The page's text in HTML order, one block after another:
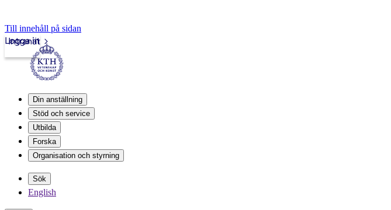
Till innehåll på sidan
Intranät
Logga in
Din anställning
Stöd och service
Utbilda
Forska
Organisation och styrning
Sök
English